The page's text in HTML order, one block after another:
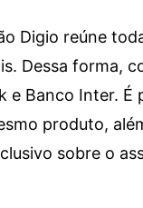
Digio reúne
Dessa forma,
Banco Inter. É
produto,
sobre o